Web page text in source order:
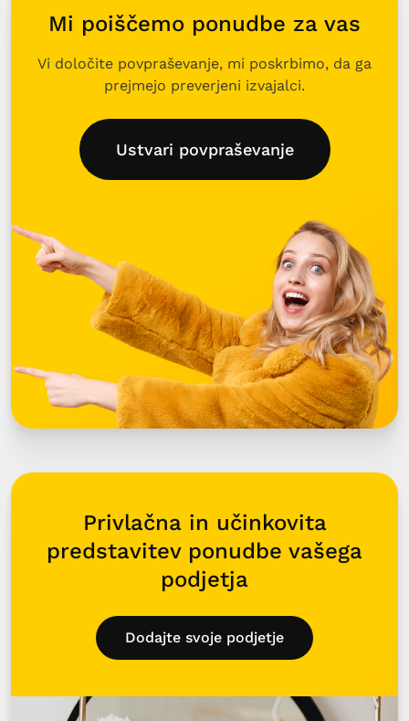
Mi poiščemo ponudbe za vas
Vi določite povpraševanje, mi poskrbimo, da ga
prejmejo preverjeni izvajalci.
Ustvari povpraševanje
Privlačna in učinkovita
predstavitev ponudbe vašega
podjetja
Dodajte svoje podjetje